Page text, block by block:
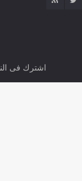
اشترك فى